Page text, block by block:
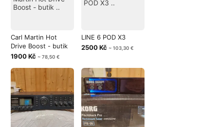
Boost - butik ..
Carl Martin Hot
Drive Boost - butik
1900 Kč ~ 78,50 €
POD X3 ..
LINE 6 POD X3
2500 Kč ~ 103,30 €